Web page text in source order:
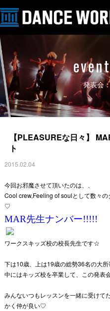
発表会
【PLEASUREな日々】
ト
2015.02.04
今回お邪魔させて頂いたのは、、
Cool crew,Feeling of soulとして数々
♡
MAR先生ナンバー!!!!!
ワークスキッズ校の校長先生です☆
下は10歳、上は19歳の総勢36名の大
中にはキッズ校を卒業して、この発
みんないつもレッスンを一緒に受けて
かく仲が良い♡